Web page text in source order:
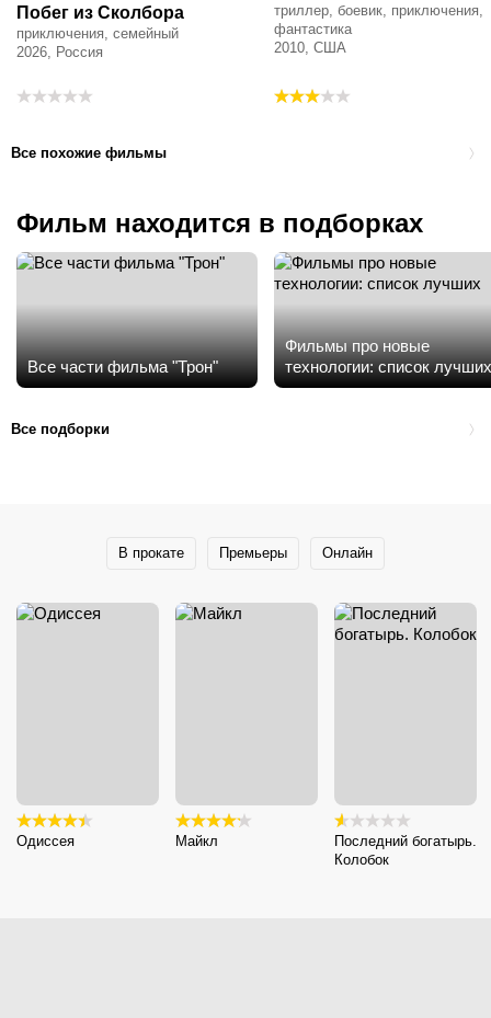
Побег из Сколбора
приключения, семейный
2026, Россия
триллер, боевик, приключения,
фантастика
2010, США
Все похожие фильмы
Фильм находится в подборках
Все части фильма "Трон"
Фильмы про новые
технологии: список лучших
Все подборки
В прокате Премьеры Онлайн
Одиссея Майкл
Последний богатырь.
Колобок